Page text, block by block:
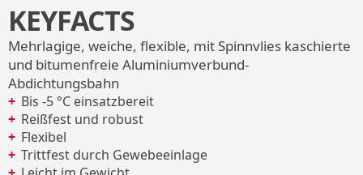
KEYFACTS
Mehrlagige, weiche, flexible, mit Spinnvlies kaschierte
und bitumenfreie Aluminiumverbund-
Abdichtungsbahn
Bis -5 °C einsatzbereit
Reißfest und robust
Flexibel
Trittfest durch Gewebeeinlage